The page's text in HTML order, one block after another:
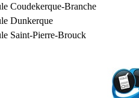
Coudekerque-Branche
Dunkerque
Saint-Pierre-Brouck